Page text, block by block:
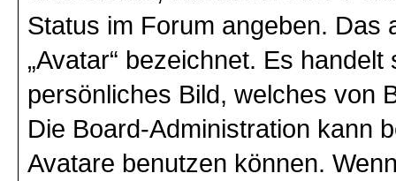
Status im Forum angeben. Das
„Avatar“ bezeichnet. Es
persönliches Bild, welches von
Die Board-Administration kann
Avatare benutzen können.